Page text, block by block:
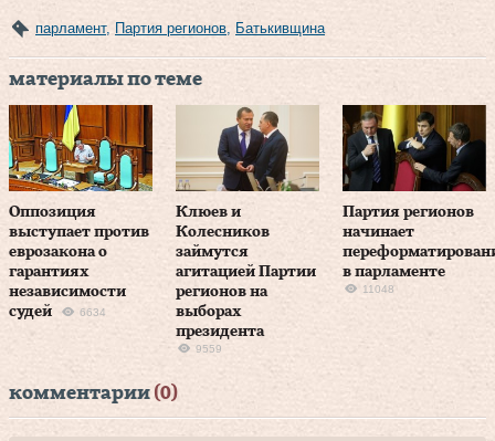
парламент, Партия регионов, Батькивщина
материалы по теме
Оппозиция
выступает против
еврозакона о
гарантиях
независимости
судей
6634
Клюев и
Колесников
займутся
агитацией Партии
регионов на
выборах
президента
9559
Партия регионов
начинает
в парламенте
11048
комментарии (0)